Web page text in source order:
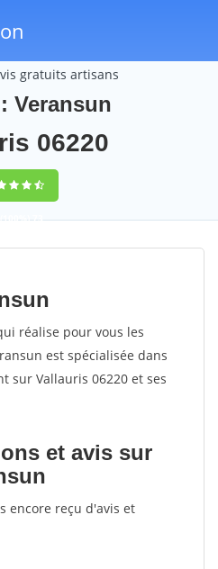
gratuits artisans
Veransun
06220
73
votes
réalise pour vous les
est spécialisée dans
sur Vallauris 06220 et ses
et avis sur
encore reçu d'avis et